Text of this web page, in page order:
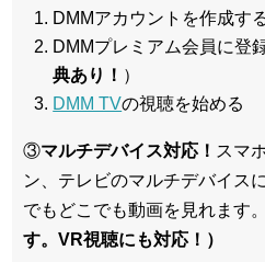
DMMアカウントを作成す
DMMプレミアム会員に登
典あり！ ）
DMM TVの視聴を始める
③マルチデバイス対応！ スマ
ン、テレビのマルチデバイス
でもどこでも動画を見れます。
す。VR視聴にも対応！）